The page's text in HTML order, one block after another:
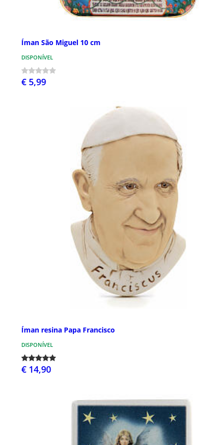
Íman São Miguel 10 cm
DISPONÍVEL
€ 5,99
Íman resina Papa Francisco
DISPONÍVEL
€ 14,90